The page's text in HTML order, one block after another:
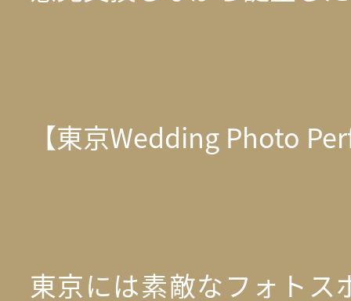
【東京Wedding Photo
東京には素敵なフォトス